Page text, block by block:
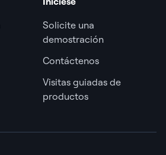
Solicite una
demostración
Contáctenos
Visitas guiadas de
productos